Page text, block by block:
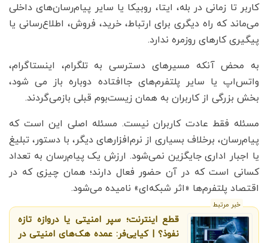
کاربر تا زمانی در بله، ایتا، روبیکا یا سایر پیام‌رسان‌های داخلی
می‌ماند که راه دیگری برای ارتباط، خرید، فروش، اطلاع‌رسانی یا
پیگیری کارهای روزمره ندارد.
به محض آنکه مسیرهای دسترسی به تلگرام، اینستاگرام،
واتس‌اپ یا سایر پلتفرم‌های جاافتاده دوباره باز می شود،
بخش بزرگی از کاربران به همان زیست‌بوم قبلی بازمی‌گردند.
مسئله فقط عادت کاربران نیست. مسئله اصلی این است که
پیام‌رسان، برخلاف بسیاری از نرم‌افزارهای دیگر، با دستور، تبلیغ
یا اجبار اداری جایگزین نمی‌شود. ارزش یک پیام‌رسان به تعداد
کسانی است که در آن حضور فعال دارند؛ همان چیزی که در
اقتصاد پلتفرم‌ها «اثر شبکه‌ای» نامیده می‌شود.
خبر مرتبط
قطع اینترنت؛ سپر امنیتی یا دروازه تازه
نفوذ؟ | کیایی‌فر: عمده هک‌های امنیتی در